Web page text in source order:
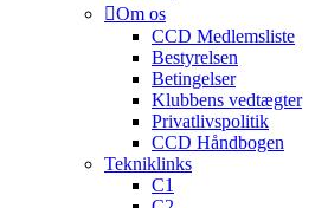
Om os
CCD Medlemsliste
Bestyrelsen
Betingelser
Klubbens vedtægter
Privatlivspolitik
CCD Håndbogen
Tekniklinks
C1